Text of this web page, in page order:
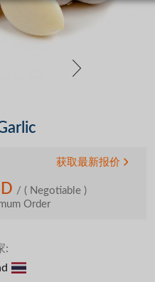
获取最新报价
/ ( Negotiable )
Order
: